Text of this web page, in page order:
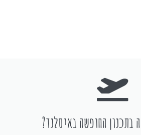
בתכנון החופשה באיסלנד?